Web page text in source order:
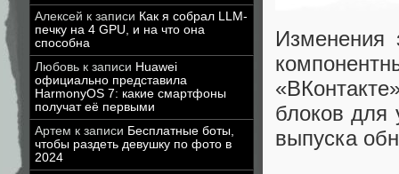
Алексей к записи Как я собрал LLM-
печку на 4 GPU, и на что она
способна
Любовь к записи Huawei
официально представила
HarmonyOS 7: какие смартфоны
получат её первыми
Артем к записи Бесплатные боты,
чтобы раздеть девушку по фото в
2024
Изменения
блоков для
выпуска